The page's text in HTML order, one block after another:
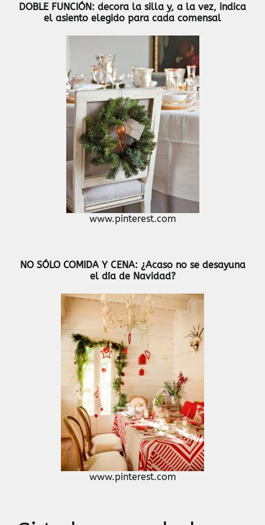
DOBLE FUNCIÓN: decora la silla y, a la vez, indica
el asiento elegido para cada comensal
www.pinterest.com
NO SÓLO COMIDA Y CENA: ¿Acaso no se desayuna
el día de Navidad?
www.pinterest.com